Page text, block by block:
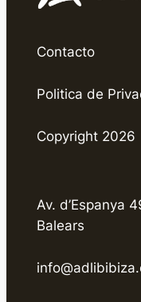
Contacto
Politica de
Copyright 2026
Av. d’Espanya
Balears